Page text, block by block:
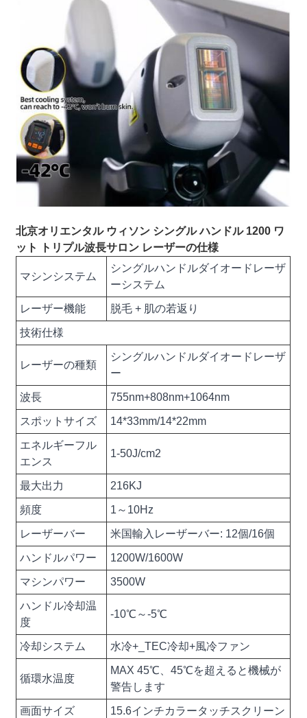
北京オリエンタル ウィソン シングル ハンドル 1200 ワ
ット トリプル波長サロン レーザーの仕様
マシンシステム
シングルハンドルダイオードレーザ
ーシステム
レーザー機能 脱毛 + 肌の若返り
技術仕様
レーザーの種類
シングルハンドルダイオードレーザ
ー
波長 755nm+808nm+1064nm
スポットサイズ 14*33mm/14*22mm
エネルギーフル
エンス
1-50J/cm2
最大出力 216KJ
頻度 1～10Hz
レーザーバー 米国輸入レーザーバー: 12個/16個
ハンドルパワー 1200W/1600W
マシンパワー 3500W
ハンドル冷却温
度
-10℃～-5℃
冷却システム 水冷+_TEC冷却+風冷ファン
循環水温度
MAX 45℃、45℃を超えると機械が
警告します
画面サイズ 15.6インチカラータッチスクリーン